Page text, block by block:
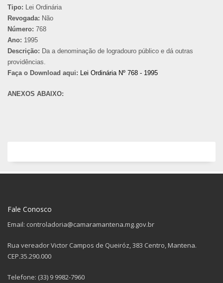
Tipo: Lei Ordinária
Revogada: Não
Número: 768
Ano: 1995
Descrição: Da a denominação de logradouro público e dá outras
providências.
Faça o Download aqui: Lei Ordinária Nº 768 - 1995
ANEXOS ABAIXO:
Fale Conosco
Email: controladoria@camaramantena.mg.gov.br
Rua vereador Victor Campos de Queiróz, 383 Centro, Mantena.
CEP.35.290.000
Telefone: (33) 9 9982-7960